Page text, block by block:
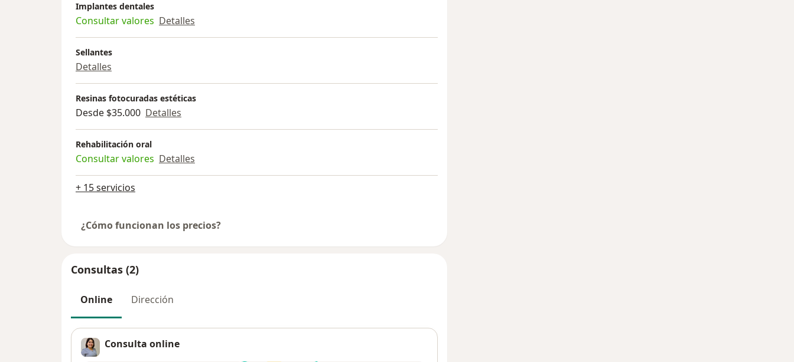
Implantes dentales
Consultar valores Detalles
Sellantes
Detalles
Resinas fotocuradas estéticas
Desde $35.000 Detalles
Rehabilitación oral
Consultar valores Detalles
+ 15 servicios
¿Cómo funcionan los precios?
Consultas (2)
Online Dirección
Consulta online